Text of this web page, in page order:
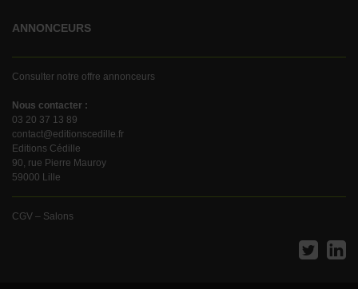
ANNONCEURS
Consulter notre offre annonceurs
Nous contacter :
03 20 37 13 89
contact@editionscedille.fr
Editions Cédille
90, rue Pierre Mauroy
59000 Lille
CGV – Salons